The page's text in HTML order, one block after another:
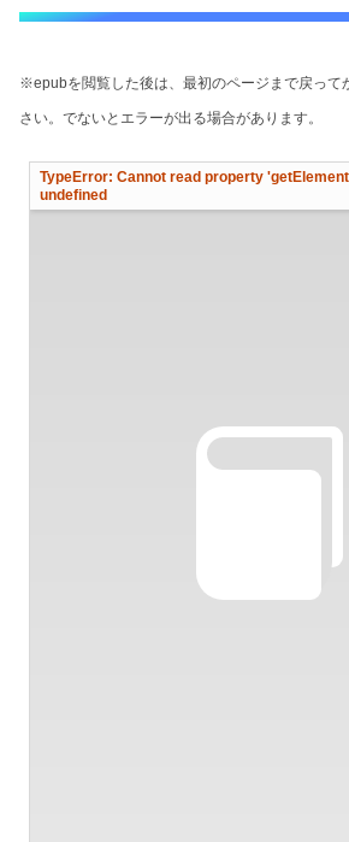
※epubを閲覧した後は、最初のページまで戻って
さい。でないとエラーが出る場合があります。